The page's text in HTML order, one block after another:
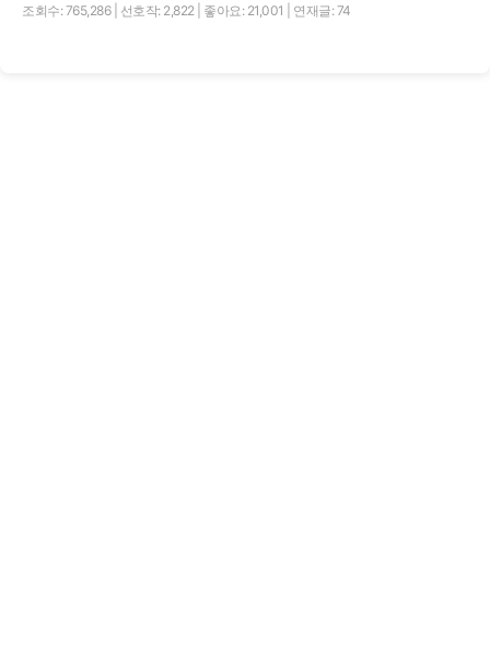
조회수: 765,286 선호작: 2,822 좋아요: 21,001 연재글: 74